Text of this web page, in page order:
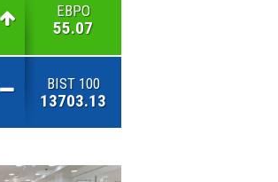
ЕВРО
55.07
BIST 100
13703.13